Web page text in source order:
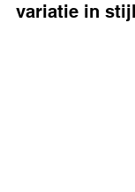
variatie in